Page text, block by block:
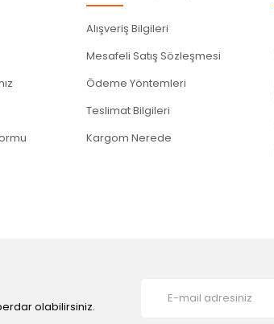
Alışveriş Bilgileri
Mesafeli Satış Sözleşmesi
Ödeme Yöntemleri
Teslimat Bilgileri
Kargom Nerede
olabilirsiniz.